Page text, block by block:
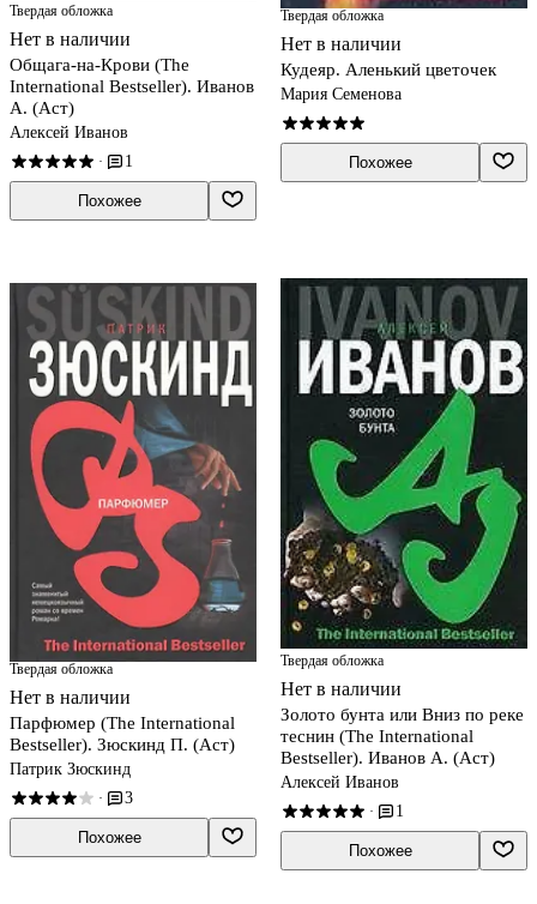
Твердая обложка
Нет в наличии
Общага-на-Крови (The
International Bestseller). Иванов
А. (Аст)
Алексей Иванов
· 1
Похожее
Твердая обложка
Нет в наличии
Кудеяр. Аленький цветочек
Мария Семенова
Похожее
Твердая обложка
Нет в наличии
Парфюмер (The International
Bestseller). Зюскинд П. (Аст)
Патрик Зюскинд
· 3
Похожее
Твердая обложка
Нет в наличии
Золото бунта или Вниз по реке
теснин (The International
Bestseller). Иванов А. (Аст)
Алексей Иванов
· 1
Похожее